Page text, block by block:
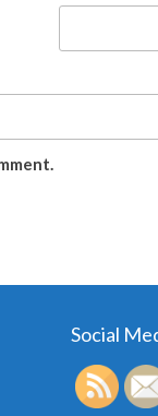
Social